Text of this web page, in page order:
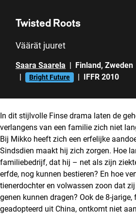
Twisted Roots
Väärät juuret
Saara Saarela | Finland, Zweden
|
Bright Future | IFFR 2010
In dit stijlvolle Finse drama laten de
verlangens van een familie zich niet
Bij Mikko heeft zich een erfelijke
Sindsdien maakt hij zich zorgen. Hoe
familiebedrijf, dat hij – net als zijn
erfde, nog kunnen bestieren? En hoe
tienerdochter en volwassen zoon dat
genen kunnen dragen? Ook de 8-
geadopteerd uit China, ontkomt niet